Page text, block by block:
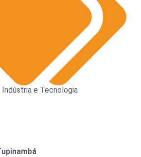
Indústria e Tecnologia